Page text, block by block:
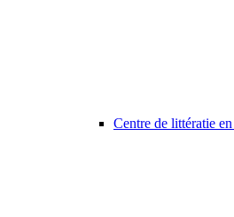
Centre de littératie en